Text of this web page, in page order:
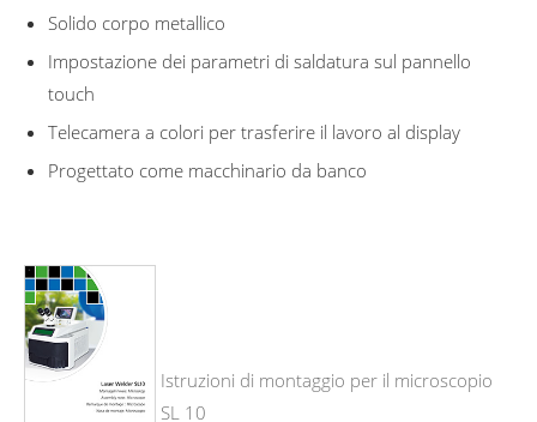
Solido corpo metallico
Impostazione dei parametri di saldatura sul pannello
touch
Telecamera a colori per trasferire il lavoro al display
Progettato come macchinario da banco
Istruzioni di montaggio per il microscopio
SL 10